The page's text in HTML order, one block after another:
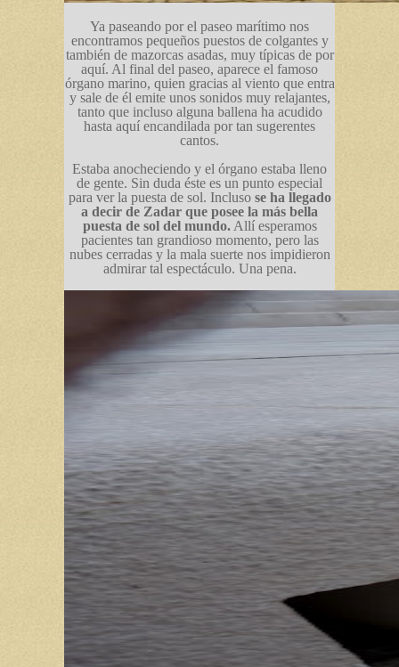
Ya paseando por el paseo marítimo nos
encontramos pequeños puestos de colgantes y
también de mazorcas asadas, muy típicas de por
aquí. Al final del paseo, aparece el famoso
órgano marino, quien gracias al viento que entra
y sale de él emite unos sonidos muy relajantes,
tanto que incluso alguna ballena ha acudido
hasta aquí encandilada por tan sugerentes
cantos.
Estaba anocheciendo y el órgano estaba lleno
de gente. Sin duda éste es un punto especial
para ver la puesta de sol. Incluso se ha llegado
a decir de Zadar que posee la más bella
puesta de sol del mundo.Allí esperamos
pacientes tan grandioso momento, pero las
nubes cerradas y la mala suerte nos impidieron
admirar tal espectáculo. Una pena.